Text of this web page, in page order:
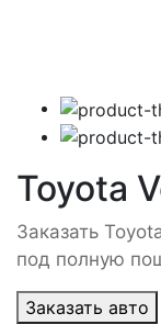
Toyota
Заказать
под полную
Заказать авто